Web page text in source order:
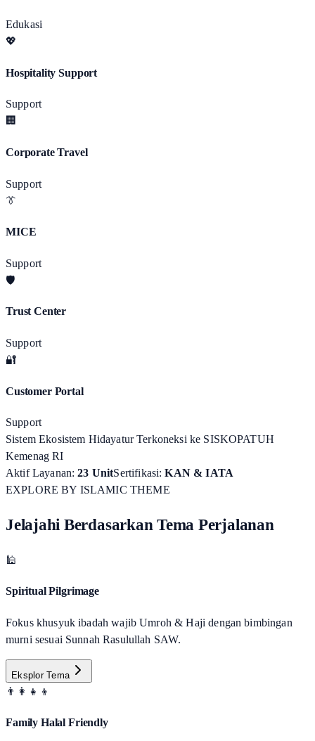
Edukasi
💖
Hospitality Support
Support
🏢
Corporate Travel
Support
👔
MICE
Support
🛡️
Trust Center
Support
🔐
Customer Portal
Support
Sistem Ekosistem Hidayatur Terkoneksi ke SISKOPATUH
Kemenag RI
Aktif Layanan:23 UnitSertifikasi:KAN & IATA
EXPLORE BY ISLAMIC THEME
Jelajahi Berdasarkan Tema Perjalanan
🕌
Spiritual Pilgrimage
Fokus khusyuk ibadah wajib Umroh & Haji dengan bimbingan
murni sesuai Sunnah Rasulullah SAW.
Eksplor Tema
👨‍👩‍👧‍👦
Family Halal Friendly